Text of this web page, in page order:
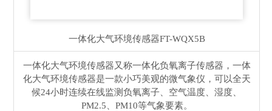
一体化大气环境传感器FT-WQX5B
一体化大气环境传感器又称一体化负氧离子传感器，一体
化大气环境传感器是一款小巧美观的微气象仪，可以全天
候24小时连续在线监测负氧离子、空气温度、湿度、
PM2.5、PM10等气象要素。